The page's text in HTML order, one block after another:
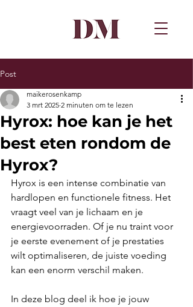
Post
Hyrox: hoe kan je het
best eten rondom de
Hyrox?
maikerosenkamp
3 mrt 2025 2 minuten om te lezen
Hyrox is een intense combinatie van
hardlopen en functionele fitness. Het
vraagt veel van je lichaam en je
energievoorraden. Of je nu traint voor
je eerste evenement of je prestaties
wilt optimaliseren, de juiste voeding
kan een enorm verschil maken.
In deze blog deel ik hoe je jouw